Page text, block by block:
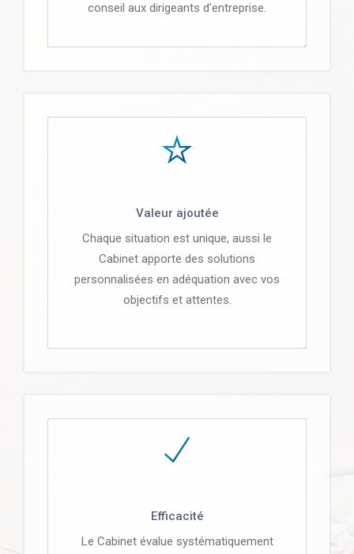
conseil aux dirigeants d'entreprise.
Valeur ajoutée
Chaque situation est unique, aussi le
Cabinet apporte des solutions
personnalisées en adéquation avec vos
objectifs et attentes.
Efficacité
Le Cabinet évalue systématiquement